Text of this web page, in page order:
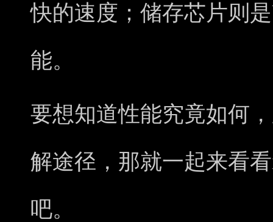
快的速度；储存芯片则
能。
要想知道性能究竟如何
解途径，那就一起来看
吧。